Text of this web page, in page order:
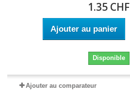
1.35 CHF
Ajouter au panier
Disponible
Ajouter au comparateur